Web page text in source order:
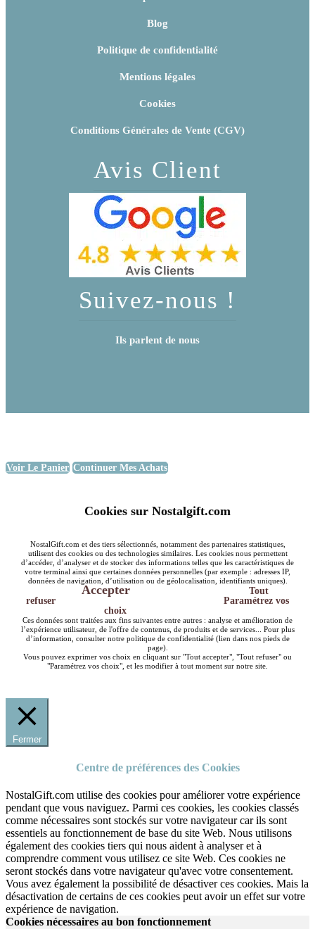
Blog
Politique de confidentialité
Mentions légales
Cookies
Conditions Générales de Vente (CGV)
Avis Client
Suivez-nous !
Ils parlent de nous
Voir Le Panier Continuer Mes Achats
Cookies sur Nostalgift.com
NostalGift.com et des tiers sélectionnés, notamment des partenaires statistiques,
utilisent des cookies ou des technologies similaires. Les cookies nous permettent
d’accéder, d’analyser et de stocker des informations telles que les caractéristiques de
votre terminal ainsi que certaines données personnelles (par exemple : adresses IP,
données de navigation, d’utilisation ou de géolocalisation, identifiants uniques).
Accepter
Tout
refuser
Paramétrez vos
choix
Ces données sont traitées aux fins suivantes entre autres : analyse et amélioration de
l’expérience utilisateur, de l'offre de contenus, de produits et de services... Pour plus
d’information, consulter notre politique de confidentialité (lien dans nos pieds de
page).
Vous pouvez exprimer vos choix en cliquant sur "Tout accepter", "Tout refuser" ou
"Paramétrez vos choix", et les modifier à tout moment sur notre site.
Fermer
Centre de préférences des Cookies
NostalGift.com utilise des cookies pour améliorer votre expérience
pendant que vous naviguez. Parmi ces cookies, les cookies classés
comme nécessaires sont stockés sur votre navigateur car ils sont
essentiels au fonctionnement de base du site Web. Nous utilisons
également des cookies tiers qui nous aident à analyser et à
comprendre comment vous utilisez ce site Web. Ces cookies ne
seront stockés dans votre navigateur qu'avec votre consentement.
Vous avez également la possibilité de désactiver ces cookies. Mais la
désactivation de certains de ces cookies peut avoir un effet sur votre
expérience de navigation.
Cookies nécessaires au bon fonctionnement